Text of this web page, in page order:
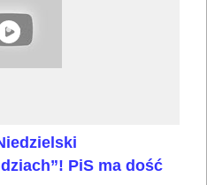
PiS ma dość